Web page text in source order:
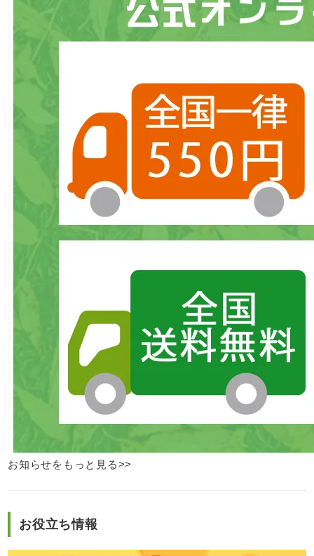
お知らせをもっと見る>>
お役立ち情報